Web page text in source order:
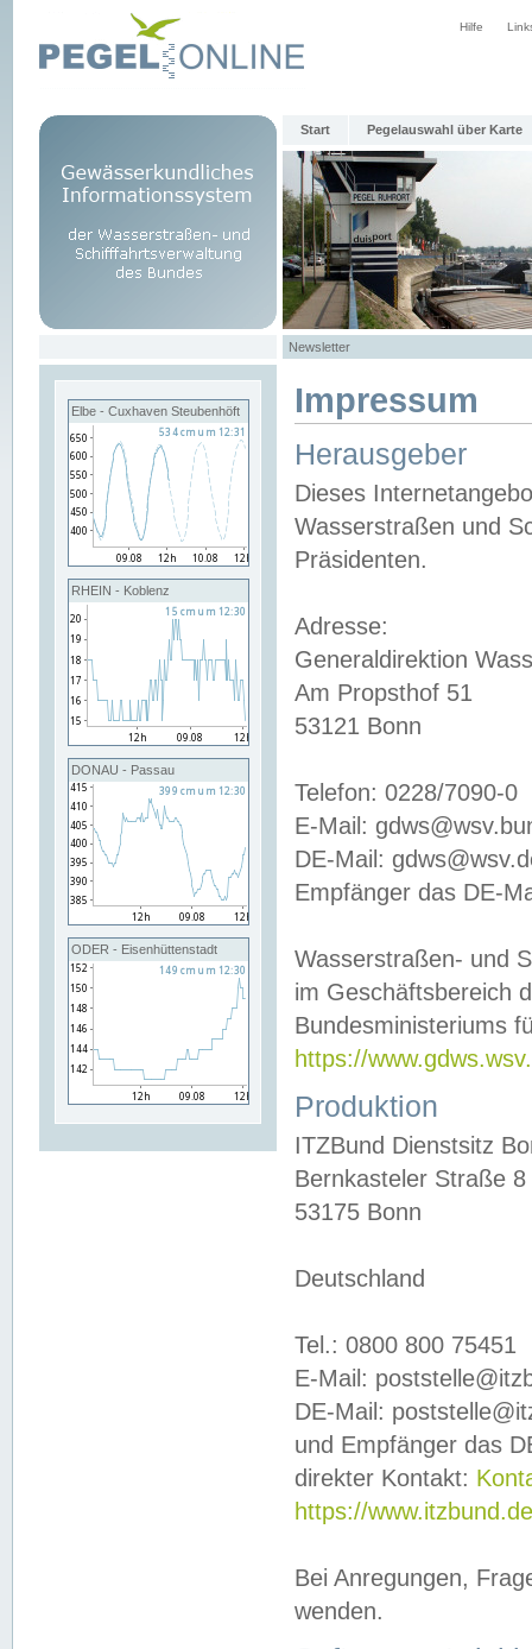
Hilfe
Start Pegelauswahl über Karte
Newsletter
Elbe - Cuxhaven Steubenhöft
RHEIN - Koblenz
DONAU - Passau
ODER - Eisenhüttenstadt
Impressum
Herausgeber
Dieses
Wasserstraßen und
Präsidenten.
Adresse:
Generaldirektion
Am Propsthof 51
53121 Bonn
Telefon: 0228/7090-0
E-Mail:
DE-Mail:
Empfänger das DE-
Wasserstraßen- und
im Geschäftsbereich
Bundesministeriums
https://
Produktion
ITZBund Dienstsitz
Bernkasteler Straße 8
53175 Bonn
Deutschland
Tel.: 0800 800 75451
E-Mail:
DE-Mail:
und Empfänger das
direkter Kontakt:
https://
Bei Anregungen,
wenden.